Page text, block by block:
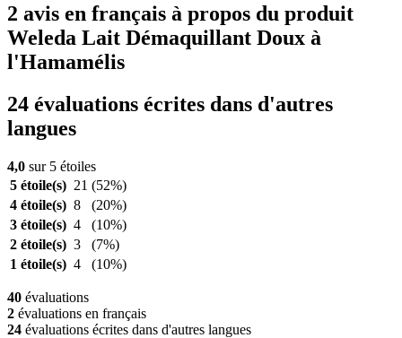
2 avis en français à propos du produit
Weleda Lait Démaquillant Doux à
l'Hamamélis
24 évaluations écrites dans d'autres
langues
4,0 sur 5 étoiles
5 étoile(s) 21 (52%)
4 étoile(s) 8
(20%)
3 étoile(s) 4
(10%)
2 étoile(s) 3
(7%)
1 étoile(s) 4 (10%)
40 évaluations
2 évaluations en français
24 évaluations écrites dans d'autres langues